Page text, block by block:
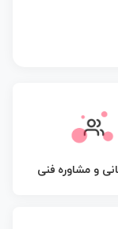
و مشاوره فنی